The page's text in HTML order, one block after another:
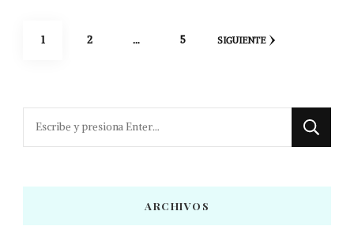
Navegación
PÁGINA
1 PÁGINA
2 … PÁGINA
5 SIGUIENTE
¿Buscas
ARCHIVOS